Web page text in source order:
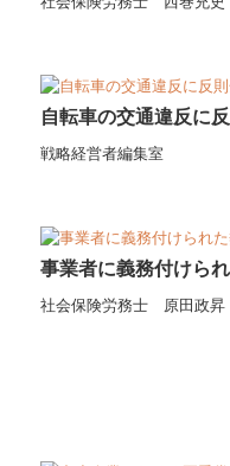
自転車の交通違反に
戦略経営者編集室
事業者に義務付けら
社会保険労務士 原田政昇